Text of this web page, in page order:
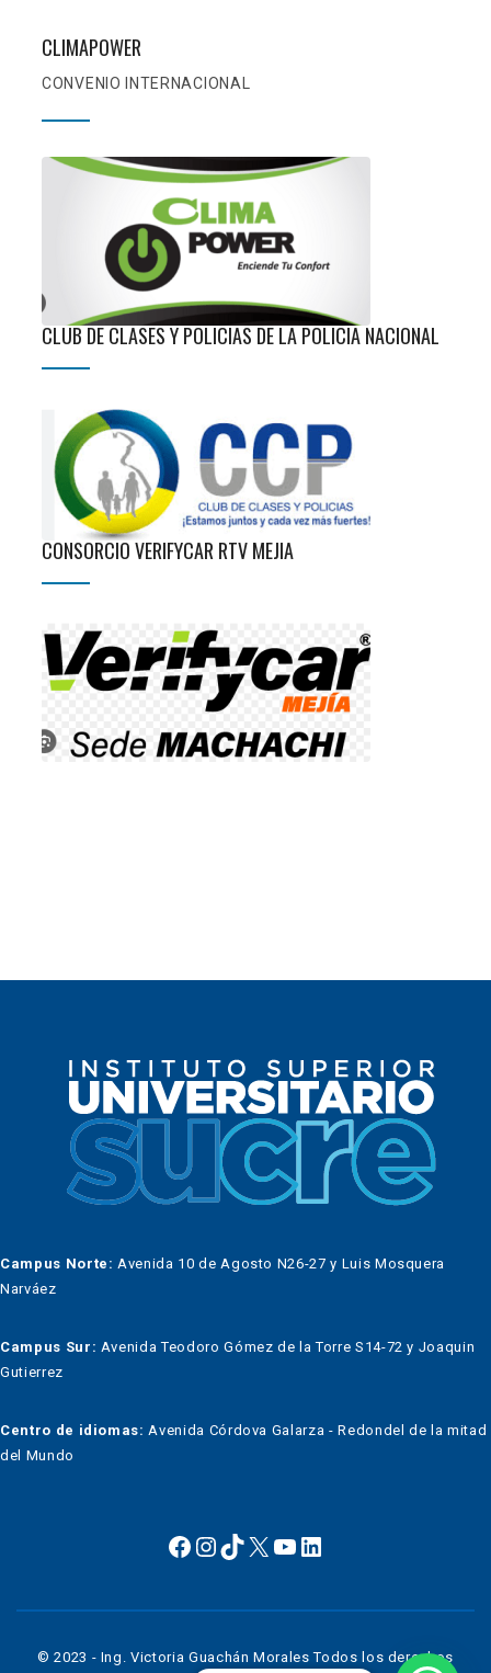
CLIMAPOWER
CONVENIO INTERNACIONAL
CLUB DE CLASES Y POLICIAS DE LA POLICIA NACIONAL
CONSORCIO VERIFYCAR RTV MEJIA
Campus Norte: Avenida 10 de Agosto N26-27 y Luis Mosquera
Narváez
Campus Sur: Avenida Teodoro Gómez de la Torre S14-72 y Joaquin
Gutierrez
Centro de idiomas: Avenida Córdova Galarza - Redondel de la mitad
del Mundo
© 2023 - Ing. Victoria Guachán Morales Todos los derechos